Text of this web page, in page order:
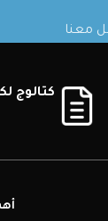
معنا
كتالوج